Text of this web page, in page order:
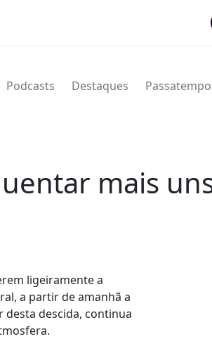
Podcasts Destaques
mais
ligeiramente a
a partir de amanhã a
desta descida, continua